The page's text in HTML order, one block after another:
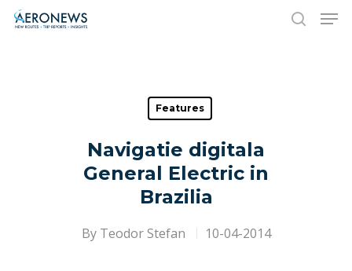
Hit enter to search or ESC to close
Features
Navigatie digitala
General Electric in
Brazilia
By Teodor Stefan 10-04-2014